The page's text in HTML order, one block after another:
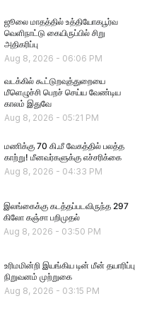
ஜூலை மாதத்தில் உத்தியோகபூர்வ
வெளிநாட்டு கையிருப்பில் சிறு
அதிகரிப்பு
Aug 8, 2026 - 06:06 PM
வடக்கில் கூட்டுறவுத்துறையை
மீளெழுச்சி பெறச் செய்ய வேண்டிய
காலம் இதுவே
Aug 8, 2026 - 05:21 PM
மணிக்கு 70 கி.மீ வேகத்தில் பலத்த
காற்று! மீனவர்களுக்கு எச்சரிக்கை
Aug 8, 2026 - 04:33 PM
இலங்கைக்கு கடத்தப்படவிருந்த 297
கிலோ கஞ்சா பறிமுதல்
Aug 8, 2026 - 03:50 PM
உரிமமின்றி இயங்கிய டின் மீன் தயாரிப்பு
நிறுவனம் முற்றுகை
Aug 8, 2026 - 03:15 PM